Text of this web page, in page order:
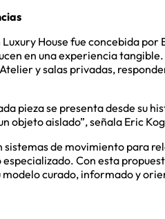
House fue concebida por
en una experiencia tangible.
y salas privadas,
pieza se presenta desde su
objeto aislado”, señala Eric
sistemas de movimiento para
Con esta
modelo curado, informado y